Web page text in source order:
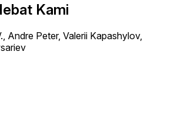
Kami
Andre Peter, Valerii Kapashylov,